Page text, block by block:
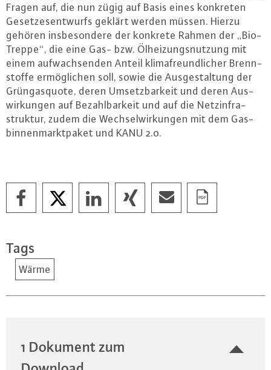
Fragen auf, die nun zügig auf Basis eines konkreten
Ge­set­zes­ent­wurfs geklärt werden müssen. Hierzu
gehören ins­be­son­de­re der konkrete Rahmen der „Bio-
Trep­pe“, die eine Gas- bzw. Öl­hei­zungs­nut­zung mit
einem auf­wach­sen­den Anteil kli­ma­freund­li­cher Brenn­
stof­fe er­mög­li­chen soll, sowie die Aus­ge­stal­tung der
Grün­gas­quo­te, deren Um­setz­bar­keit und deren Aus­
wir­kun­gen auf Be­zahl­bar­keit und auf die Netz­in­fra­
struk­tur, zudem die Wech­sel­wir­kun­gen mit dem Gas­
bin­nen­markt­pa­ket und KANU 2.0.
Tags
Wärme
1 Dokument zum